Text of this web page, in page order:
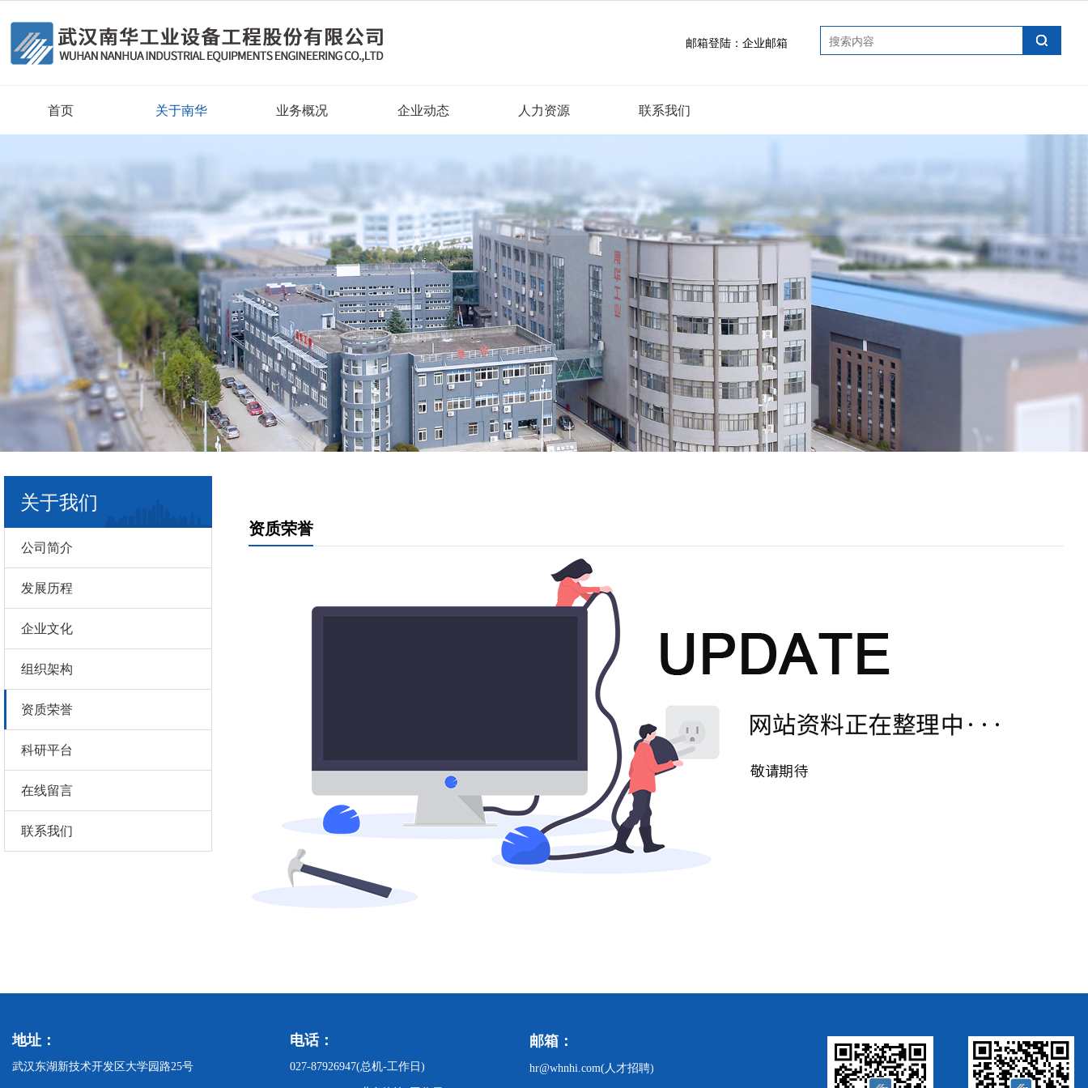
邮箱登陆： 企业邮箱
首页 关于南华 业务概况 企业动态 人力资源 联系我们
关于我们
公司简介
发展历程
企业文化
组织架构
资质荣誉
科研平台
在线留言
联系我们
资质荣誉
地址：
武汉东湖新技术开发区大学园路25号
电话：
027-87926947(总机-工作日)
邮箱：
hr@whnhi.com(人才招聘)